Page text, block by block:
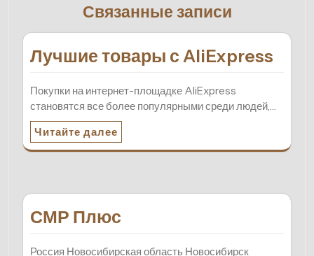
Связанные записи
Лучшие товары с AliExpress
Покупки на интернет-площадке AliExpress
становятся все более популярными среди людей,…
Читайте далее
СМР Плюс
Россия Новосибирская область Новосибирск